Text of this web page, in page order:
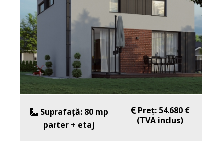
Suprafață: 80 mp
parter + etaj
Preț: 54.680 €
(TVA inclus)